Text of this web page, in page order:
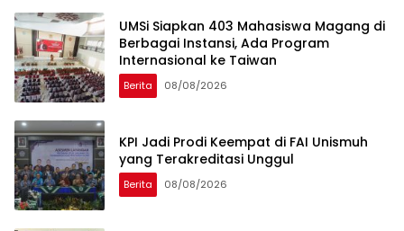
UMSi Siapkan 403 Mahasiswa Magang di
Berbagai Instansi, Ada Program
Internasional ke Taiwan
Berita 08/08/2026
KPI Jadi Prodi Keempat di FAI Unismuh
yang Terakreditasi Unggul
Berita 08/08/2026